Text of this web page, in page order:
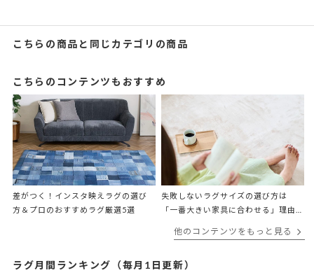
こちらの商品と同じカテゴリの商品
こちらのコンテンツもおすすめ
差がつく！インスタ映えラグの選び
方＆プロのおすすめラグ厳選5選
失敗しないラグサイズの選び方は
「一番大きい家具に合わせる」理由
他のコンテンツをもっと見る
ラグ月間ランキング（毎月1日更新）